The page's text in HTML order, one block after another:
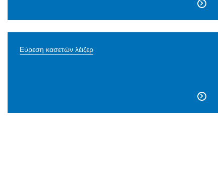

Εύρεση κασετών λέιζερ
